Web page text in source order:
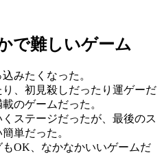
で難しいゲーム
みたくなった。
、初見殺しだったり運ゲーだ
のゲームだった。
ステージだったが、最後のス
単だった。
OK、なかなかいいゲームだ